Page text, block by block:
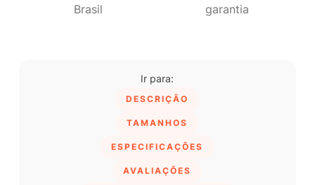
Brasil
garantia
DESCRIÇÃO
TAMANHOS
ESPECIFICAÇÕES
AVALIAÇÕES